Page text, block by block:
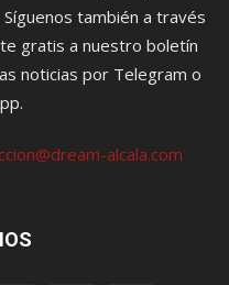
también a través
gratis a nuestro boletín
noticias por Telegram o
alcala.com